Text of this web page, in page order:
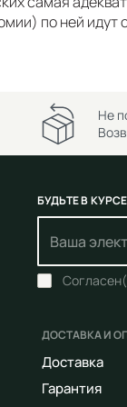
по ней идут
Не
БУДЬТЕ В
ДОСТАВКА И
Доставка
Гарантия